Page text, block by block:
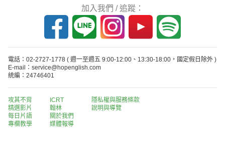
加入我們 / 追蹤：
電話：02-2727-1778 ( 週一至週五 9:00-12:00、13:30-18:00，國定假日除外 )
E-mail：service@hopenglish.com
統編：24746401
攻其不背
精選影片
每日片語
專欄教學
ICRT
翰林
關於我們
媒體報導
隱私權與服務條款
說明與導覽